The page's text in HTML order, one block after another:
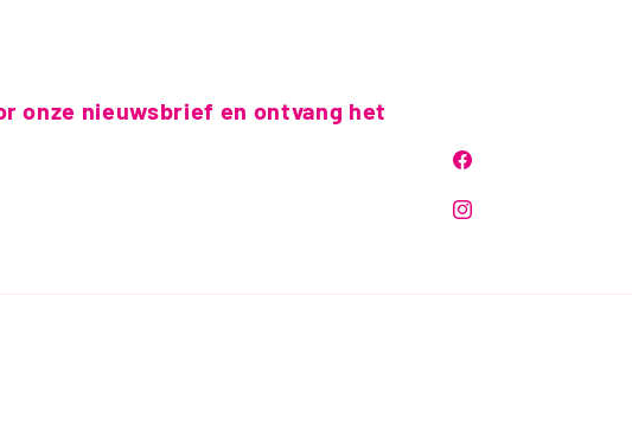
onze nieuwsbrief en ontvang het
Facebook
Instagram